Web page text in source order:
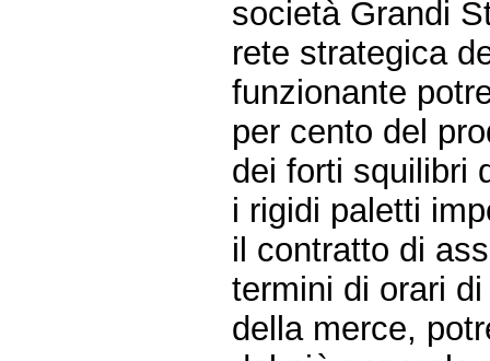
società Grandi
rete strategica
funzionante
per cento del
dei forti squilibri
i rigidi paletti
il contratto di
termini di orari
della merce,